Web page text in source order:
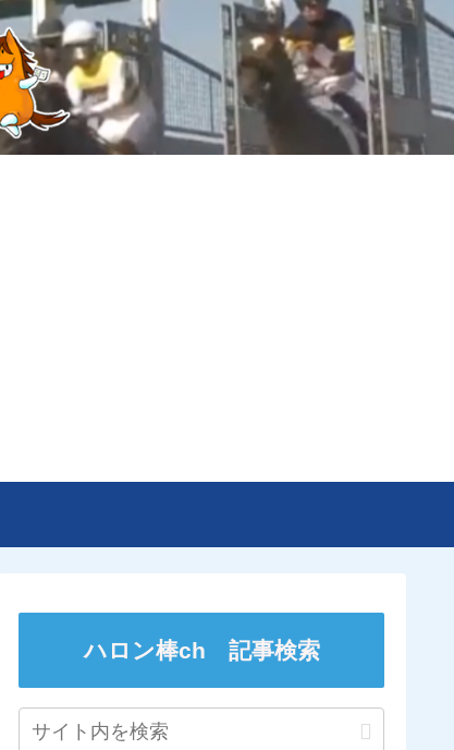
ハロン棒ch 記事検索